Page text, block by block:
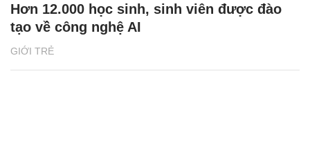
GIỚI TRẺ
Hơn 12.000 học sinh, sinh viên được đào
tạo về công nghệ AI